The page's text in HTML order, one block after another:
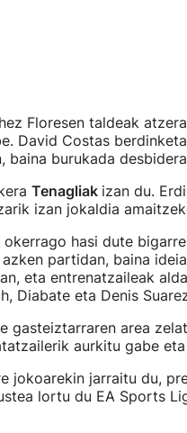
Floresen taldeak
David Costas
baina burukada
Tenagliak izan du.
izan jokaldia
okerrago hasi dute
partidan, baina
eta entrenatzaileak
Diabate eta Denis
gasteiztarraren area
aurkitu gabe
jokoarekin jarraitu du,
lortu du EA Sports